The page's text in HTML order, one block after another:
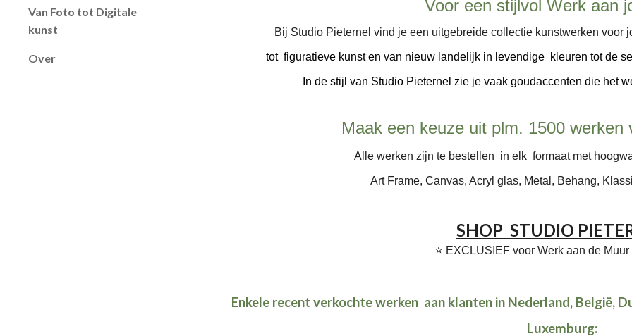
Van Foto tot Digitale
kunst
Over
Voor een stijlvol Werk aan
Bij Studio Pieternel vind je een uitgebreide collectie kunstwerken voor
tot figuratieve kunst en van nieuw landelijk in levendige kleuren tot de
In de stijl van Studio Pieternel zieje vaak goudaccenten die het
Maak een keuze uit plm. 1500 werken
Alle werken zijn te bestellen in elk formaat met
Art Frame, Canvas, Acryl glas, Metal, Behang,
SHOP STUDIO
⭐️ EXCLUSIEFvoor Werk aan de Muur
Enkele recent verkochte werken aan klanten in Nederland, België,
Luxemburg: